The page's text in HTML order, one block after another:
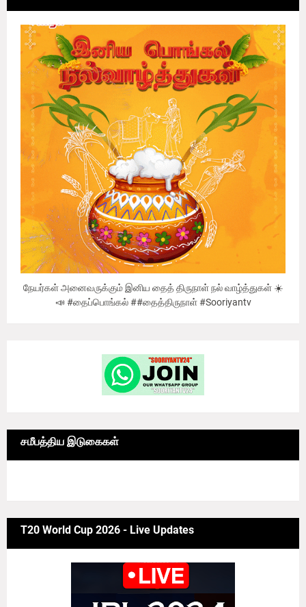
நேயர்கள் அனைவருக்கும் இனிய தைத் திருநாள் நல் வாழ்த்துகள் ☀️
📣 #தைப்பொங்கல் ##தைத்திருநாள் #Sooriyantv
சமீபத்திய இடுகைகள்
T20 World Cup 2026 - Live Updates